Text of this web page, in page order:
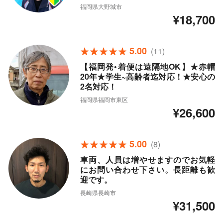
福岡県大野城市
¥18,700
5.00 (11)
【福岡発•着便は遠隔地OK】★赤帽
20年★学生~高齢者迄対応！★安心の
2名対応！
福岡県福岡市東区
¥26,600
5.00 (8)
車両、人員は増やせますのでお気軽
にお問い合わせ下さい。長距離も歓
迎です。
長崎県長崎市
¥31,500